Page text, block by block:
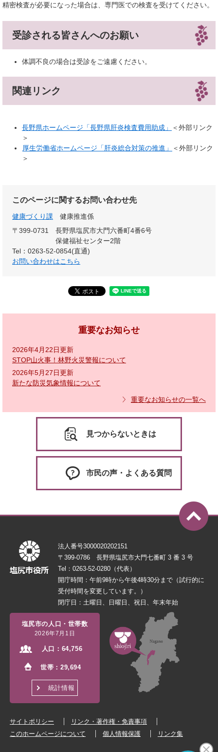
精密検査が必要になった場合は、専門医での検査を受けてください。
受診される皆さんへのお願い
体調不良の場合は受診をご遠慮ください。
関連リンク
長野県ホームページ「長野県肝炎検査費用助成」
＜外部リンク
＞
厚生労働省ホームページ「肝炎総合対策の推進」
＜外部リンク
＞
このページに関するお問い合わせ先
健康づくり課
健康推進係
〒399-0731
長野県塩尻市大門六番町4番6号
保健福祉センター2階
Tel：0263-52-0854(直通)
お問い合わせはこちら
重要なお知らせ
2026年4月22日更新
STOP山火事！林野火災警報について
2026年5月27日更新
新たな防災気象情報について
重要なお知らせの一覧へ
見つからないときは
市民の声・よくある質問
法人番号3000020202151
〒399-0786 長野県塩尻市大門七番町 3 番 3 号
Tel：0263-52-0280（代表）
開庁時間：午前9時から午後4時30分まで（試行的に
受付時間を変更しています。）
閉庁日：土曜日、日曜日、祝日、年末年始
塩尻市の人口・世帯数
2026年7月1日
人口： 64,756
世帯：29,694
統計情報
サイトポリシー
リンク・著作権・免責事項
このホームページについて
個人情報保護 リンク集